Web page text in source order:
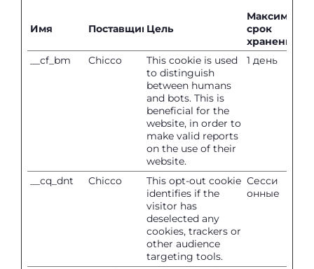
Имя ПоставщикЦель
срок
хранения
__cf_bm
Chicco
This cookie is used
to distinguish
between humans
and bots. This is
beneficial for the
website, in order to
make valid reports
on the use of their
website.
1 день
__cq_dnt Chicco
This opt-out cookie
identifies if the
visitor has
deselected any
cookies, trackers or
other audience
targeting tools.
Сесси
онные